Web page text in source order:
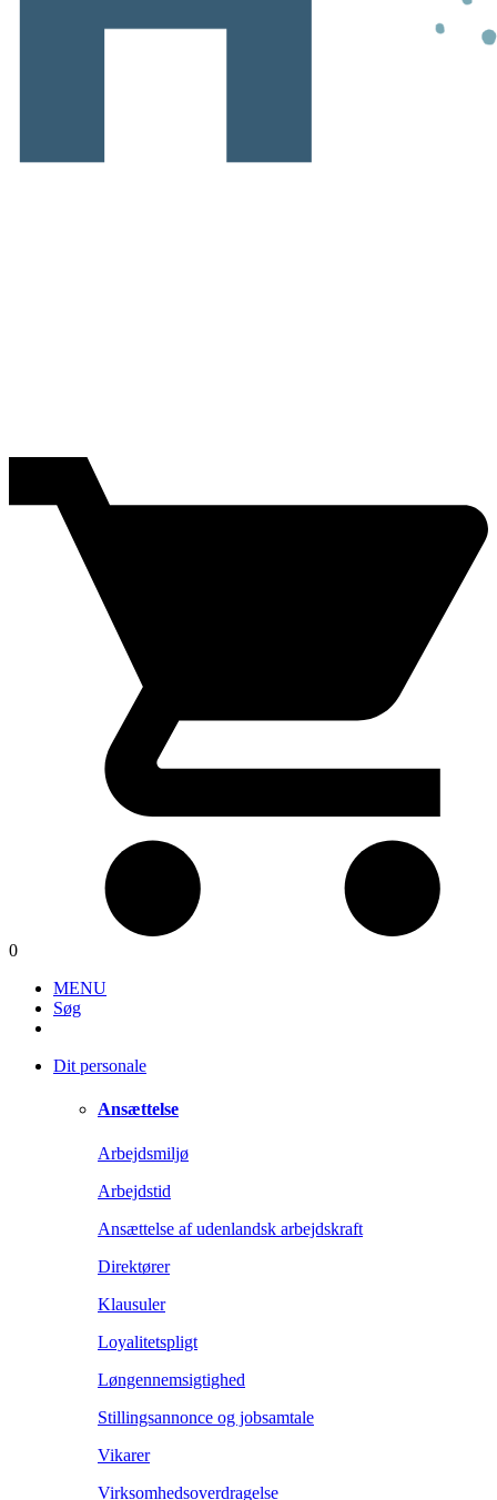
0
MENU
Søg
Dit personale
Ansættelse
Arbejdsmiljø
Arbejdstid
Ansættelse af udenlandsk arbejdskraft
Direktører
Klausuler
Loyalitetspligt
Løngennemsigtighed
Stillingsannonce og jobsamtale
Vikarer
Virksomhedsoverdragelse